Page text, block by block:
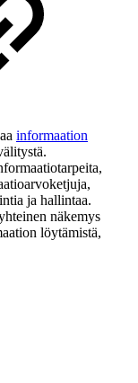
informaation
ja hallintaa.
näkemys
löytämistä,